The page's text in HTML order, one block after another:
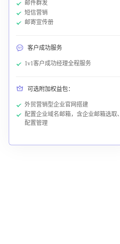
邮件群发
短信营销
邮寄宣传册
客户成功服务
1v1客户成功经理全程服务
可选附加权益包：
外贸营销型企业官网搭建
配置企业域名邮箱，含企业邮箱选取、
配置管理